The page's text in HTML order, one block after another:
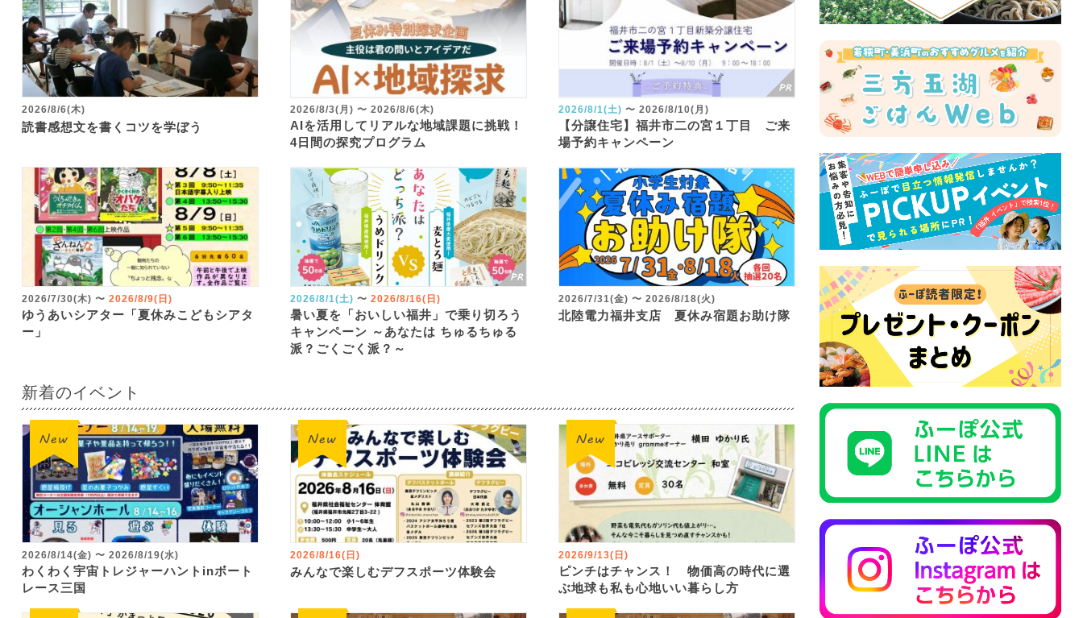
2026/8/6(木)
読書感想文を書くコツを学ぼう
2026/8/3(月) 〜 2026/8/6(木)
AIを活用してリアルな地域課題に挑戦！
4日間の探究プログラム
2026/8/1(土) 〜 2026/8/10(月)
【分譲住宅】福井市二の宮１丁目 ご来
場予約キャンペーン
2026/7/30(木) 〜 2026/8/9(日)
ゆうあいシアター「夏休みこどもシアタ
ー」
2026/8/1(土) 〜 2026/8/16(日)
暑い夏を「おいしい福井」で乗り切ろう
キャンペーン ～あなたは ちゅるちゅる
派？ごくごく派？～
2026/7/31(金) 〜 2026/8/18(火)
北陸電力福井支店 夏休み宿題お助け隊
新着のイベント
2026/8/14(金) 〜 2026/8/19(水)
わくわく宇宙トレジャーハントinボート
レース三国
2026/8/16(日)
みんなで楽しむデフスポーツ体験会
2026/9/13(日)
ピンチはチャンス！ 物価高の時代に選
ぶ地球も私も心地いい暮らし方